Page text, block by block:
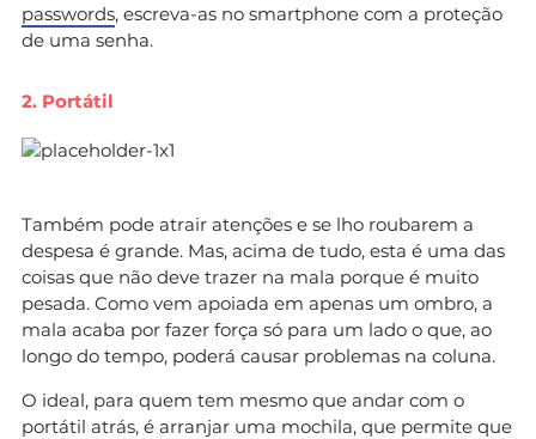
passwords, escreva-as no smartphone com a proteção
de uma senha.
2. Portátil
Também pode atrair atenções e se lho roubarem a
despesa é grande. Mas, acima de tudo, esta é uma das
coisas que não deve trazer na mala porque é muito
pesada. Como vem apoiada em apenas um ombro, a
mala acaba por fazer força só para um lado o que, ao
longo do tempo, poderá causar problemas na coluna.
O ideal, para quem tem mesmo que andar com o
portátil atrás, é arranjar uma mochila, que permite que